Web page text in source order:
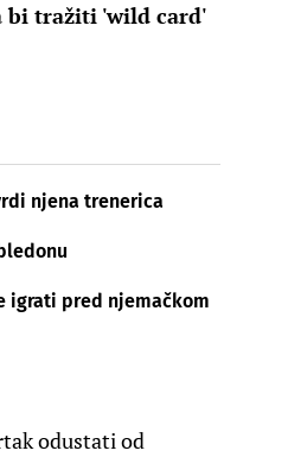
bi tražiti 'wild card'
njena trenerica
igrati pred njemačkom
odustati od